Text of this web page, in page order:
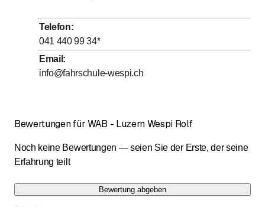
Telefon:
041 440 99 34*
Email :
info@fahrschule-wespi.ch
Bewertungen für WAB - Luzern Wespi Rolf
Noch keine Bewertungen — seien Sie der Erste, der seine
Erfahrung teilt
Bewertung abgeben